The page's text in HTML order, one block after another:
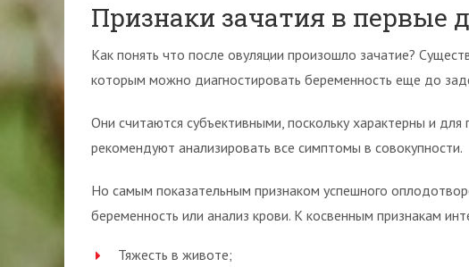
Признаки зачатия в первые
Как понять что после овуляции произошло зачатие?
которым можно диагностировать беременность еще до
Они считаются субъективными, поскольку характерны и
рекомендуют анализировать все симптомы в совокупности.
Но самым показательным признаком успешного
беременность или анализ крови. К косвенным признакам
Тяжесть в животе;